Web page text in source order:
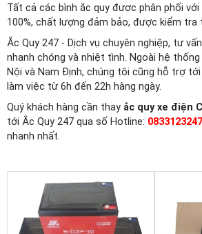
Tất cả các bình ắc quy được phân phối với
100%, chất lượng đảm bảo, được kiểm tra
Ắc Quy 247 - Dịch vụ chuyên nghiệp, tư
nhanh chóng và nhiệt tình. Ngoài hệ
Nội và Nam Định, chúng tôi cũng hỗ trợ
làm việc từ 6h đến 22h hàng ngày.
Quý khách hàng cần thay ắc quy xe điện
tới Ắc Quy 247 qua số Hotline: 0833123247
nhanh nhất.